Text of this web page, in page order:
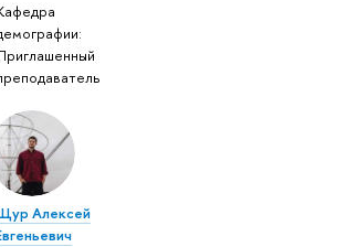
Алексей